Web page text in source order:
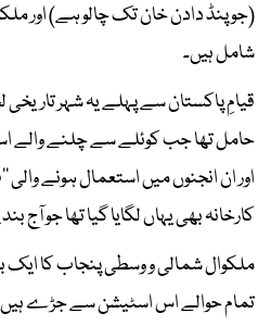
(جو پنڈ دادن خان تک چالو ہے) اور
شامل ہیں۔
قیامِ پاکستان سے پہلے یہ شہر
حامل تھا جب کوئلے سے چلنے والے
اور ان انجنوں میں استعمال ہونے والی
کارخانہ بھی یہاں لگایا گیا تھا جو آج
ملکوال شمالی و وسطی پنجاب کا
تمام حوالے اس اسٹیشن سے جڑے